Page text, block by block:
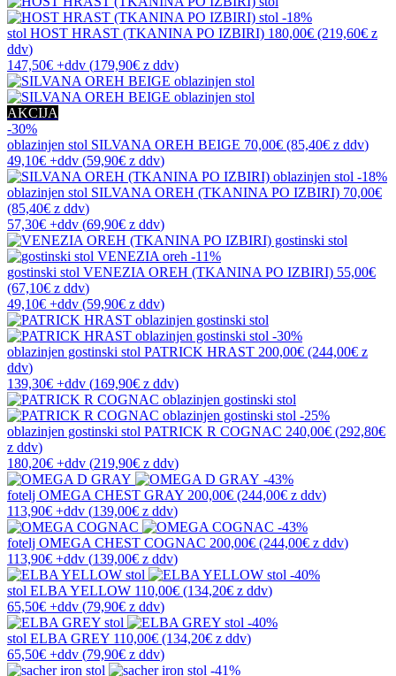
-18%
stol HOST HRAST (TKANINA PO IZBIRI) 180,00€ (219,60€ z
ddv)
147,50€ +ddv (179,90€ z ddv)
AKCIJA
-30%
oblazinjen stol SILVANA OREH BEIGE 70,00€ (85,40€ z ddv)
49,10€ +ddv (59,90€ z ddv)
-18%
oblazinjen stol SILVANA OREH (TKANINA PO IZBIRI) 70,00€
(85,40€ z ddv)
57,30€ +ddv (69,90€ z ddv)
-11%
gostinski stol VENEZIA OREH (TKANINA PO IZBIRI) 55,00€
(67,10€ z ddv)
49,10€ +ddv (59,90€ z ddv)
-30%
oblazinjen gostinski stol PATRICK HRAST 200,00€ (244,00€ z
ddv)
139,30€ +ddv (169,90€ z ddv)
-25%
oblazinjen gostinski stol PATRICK R COGNAC 240,00€ (292,80€
z ddv)
180,20€ +ddv (219,90€ z ddv)
-43%
fotelj OMEGA CHEST GRAY 200,00€ (244,00€ z ddv)
113,90€ +ddv (139,00€ z ddv)
-43%
fotelj OMEGA CHEST COGNAC 200,00€ (244,00€ z ddv)
113,90€ +ddv (139,00€ z ddv)
-40%
stol ELBA YELLOW 110,00€ (134,20€ z ddv)
65,50€ +ddv (79,90€ z ddv)
-40%
stol ELBA GREY 110,00€ (134,20€ z ddv)
65,50€ +ddv (79,90€ z ddv)
-41%